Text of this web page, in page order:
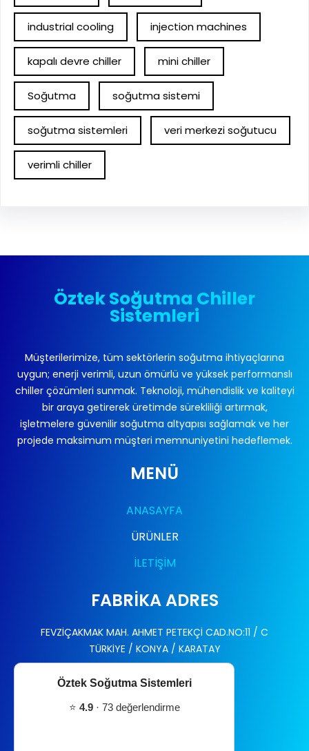
industrial cooling injection machines
kapalı devre chiller mini chiller
Soğutma soğutma sistemi
soğutma sistemleri veri merkezi soğutucu
verimli chiller
Öztek Soğutma Chiller
Sistemleri
Müşterilerimize, tüm sektörlerin soğutma ihtiyaçlarına
uygun; enerji verimli, uzun ömürlü ve yüksek performanslı
chiller çözümleri sunmak. Teknoloji, mühendislik ve kaliteyi
bir araya getirerek üretimde sürekliliği artırmak,
işletmelere güvenilir soğutma altyapısı sağlamak ve her
projede maksimum müşteri memnuniyetini hedeflemek.
MENÜ
ANASAYFA
ÜRÜNLER
İLETİŞİM
FABRİKA ADRES
FEVZİÇAKMAK MAH. AHMET PETEKÇİ CAD.NO:11 / C
TÜRKİYE / KONYA / KARATAY
Öztek Soğutma Sistemleri
⭐ 4.9· 73 değerlendirme